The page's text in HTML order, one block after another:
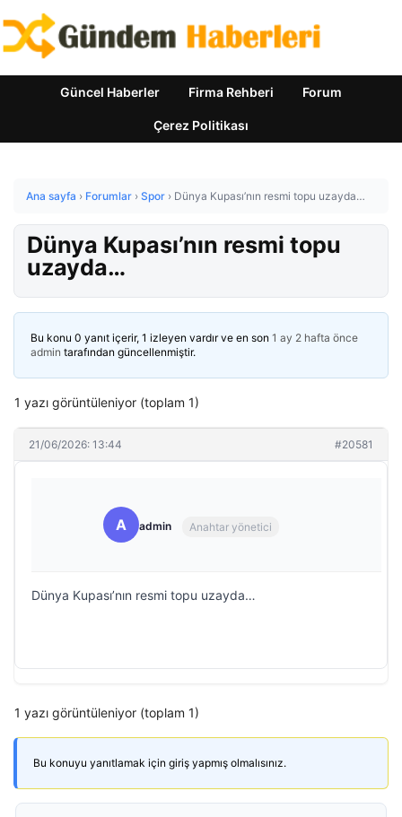
Güncel Haberler Firma Rehberi Forum
Çerez Politikası
Ana sayfa › Forumlar › Spor › Dünya Kupası’nın resmi topu uzayda…
Dünya Kupası’nın resmi topu
uzayda…
Bu konu 0 yanıt içerir, 1 izleyen vardır ve en son 1 ay 2 hafta önce
admin tarafından güncellenmiştir.
1 yazı görüntüleniyor (toplam 1)
21/06/2026: 13:44 #20581
A admin Anahtar yönetici
Dünya Kupası’nın resmi topu uzayda…
1 yazı görüntüleniyor (toplam 1)
Bu konuyu yanıtlamak için giriş yapmış olmalısınız.